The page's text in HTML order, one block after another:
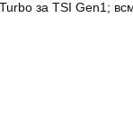
за TSI Gen1;